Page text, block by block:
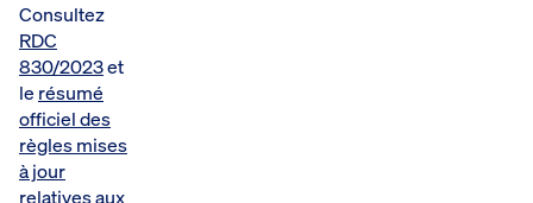
Consultez
RDC
830/2023et
le résumé
officiel des
règles mises
à jour
relatives aux